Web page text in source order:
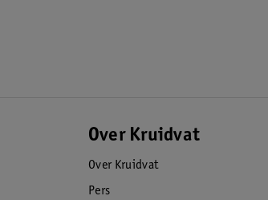
Over Kruidvat
Over Kruidvat
Pers